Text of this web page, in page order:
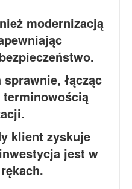
modernizacją
sprawnie, łącząc
klient zyskuje
jest w